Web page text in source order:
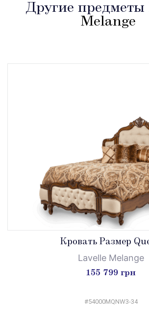
Другие предметы
Melange
Кровать Размер
Lavelle Melange
155 799 грн
#54000MQNW3-34